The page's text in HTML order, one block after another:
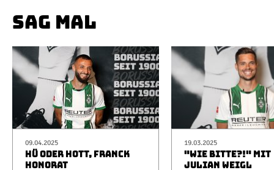
SAG MAL
09.04.2025
HÜ ODER HOTT, FRANCK
HONORAT
19.03.2025
"WIE BITTE?!" MIT
JULIAN WEIGL